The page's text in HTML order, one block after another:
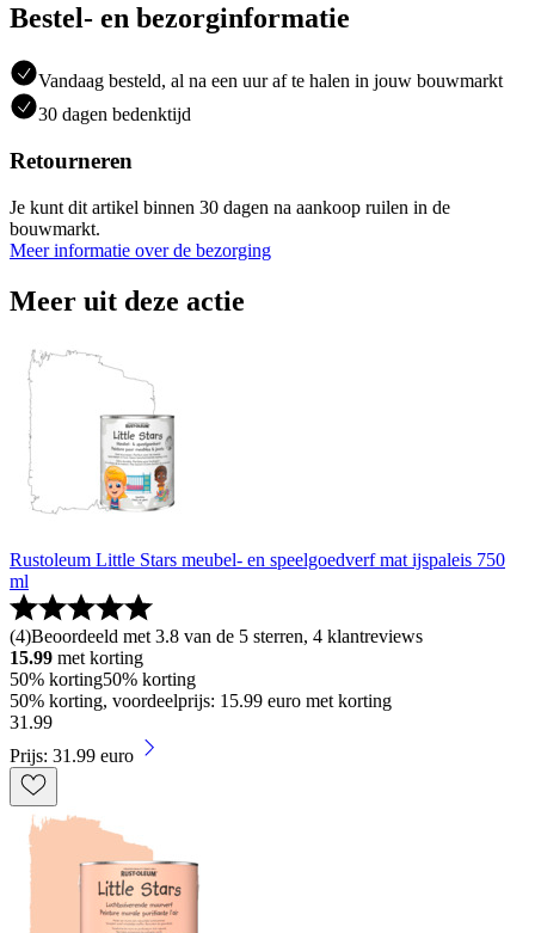
Bestel- en bezorginformatie
Vandaag besteld, al na een uur af te halen in jouw bouwmarkt
30 dagen bedenktijd
Retourneren
Je kunt dit artikel binnen 30 dagen na aankoop ruilen in de
bouwmarkt.
Meer informatie over de bezorging
Meer uit deze actie
Rustoleum Little Stars meubel- en speelgoedverf mat ijspaleis 750
ml
(4)Beoordeeld met 3.8 van de 5 sterren, 4 klantreviews
15.99 met korting
50% korting50% korting
50% korting, voordeelprijs: 15.99 euro met korting
31 .99
Prijs: 31.99 euro